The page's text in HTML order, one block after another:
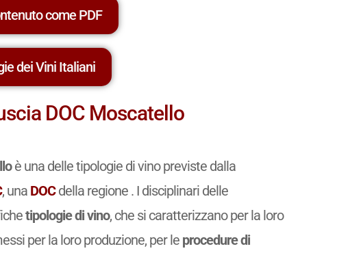
come PDF
dei Vini Italiani
DOC Moscatello
è una delle tipologie di vino previste dalla
, una DOCdella regione . I disciplinari delle
tipologie di vino, che si caratterizzano per la loro
per la loro produzione, per le procedure di